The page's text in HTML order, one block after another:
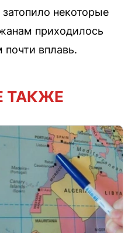
некоторые
приходилось
почти вплавь.
ТАКЖЕ